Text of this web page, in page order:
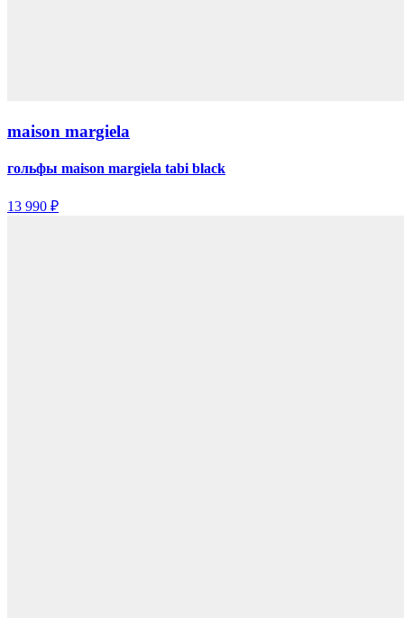
maison margiela
гольфы maison margiela tabi black
13 990 ₽